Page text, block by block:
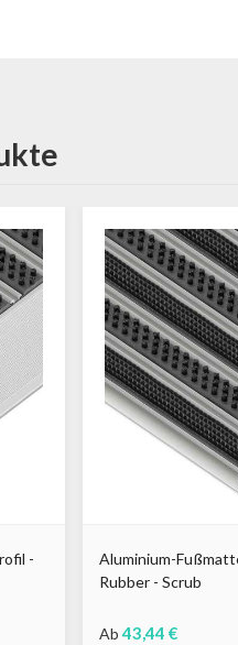
-
Aluminium-
Rubber - Scrub
Ab43,44 €